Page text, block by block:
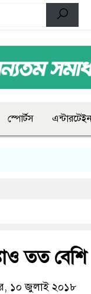
স্পোর্টস
তত বেশি
১০ জুলাই ২০১৮